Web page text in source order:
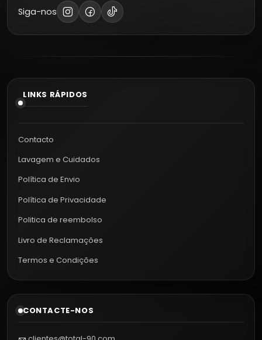
Siga-nos
LINKS RÁPIDOS
Contacto
Lavagem e Cuidados
Política de Envio
Política de Privacidade
Politica de reembolso
Livro de Reclamações
Termos e Condições
CONTACTE-NOS